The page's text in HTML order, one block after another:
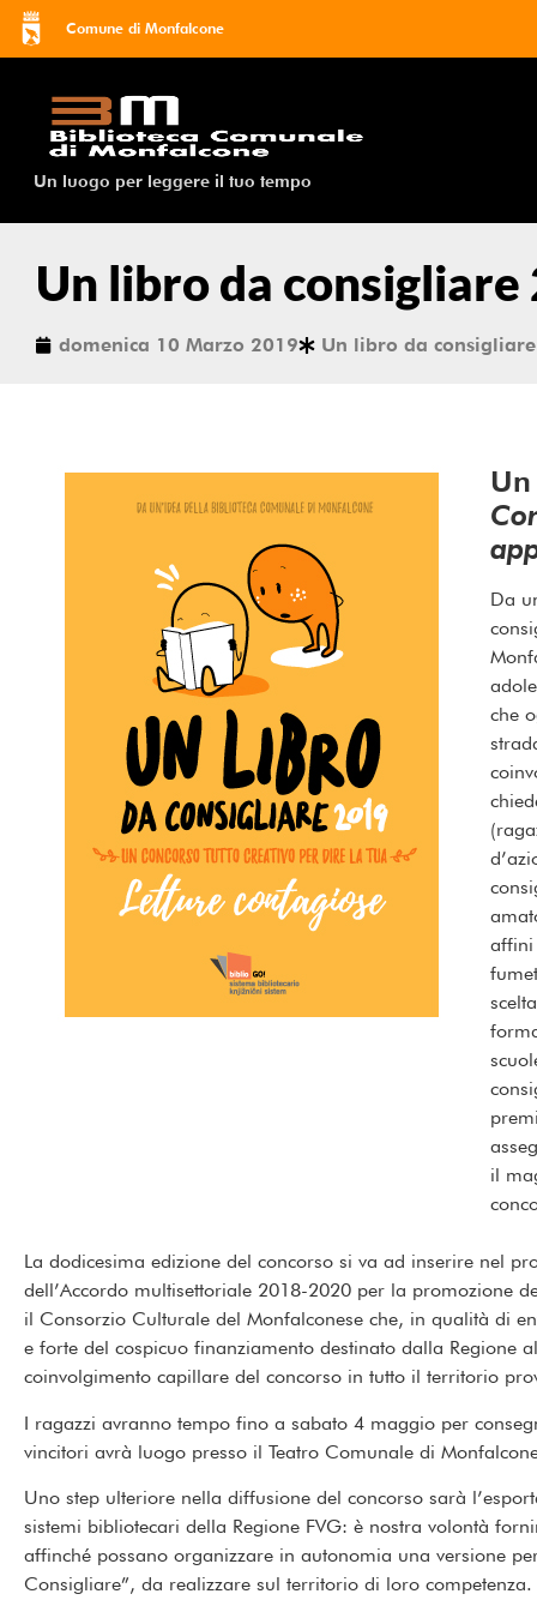
Comune di Monfalcone
Un luogo per leggere il tuo tempo
Un libro da consigliare
domenica 10 Marzo 2019 Un libro da consigliare
Da
che
affini
il
La dodicesima edizione del concorso si va ad inserire nel
dell’Accordo multisettoriale 2018-2020 per la promozione
il Consorzio Culturale del Monfalconese che, in qualità di
e forte del cospicuo finanziamento destinato dalla Regione
coinvolgimento capillare del concorso in tutto il territorio
I ragazzi avranno tempo fino a sabato 4 maggio per
vincitori avrà luogo presso il Teatro Comunale di
Uno step ulteriore nella diffusione del concorso sarà
sistemi bibliotecari della Regione FVG: è nostra volontà
affinché possano organizzare in autonomia una versione
Consigliare”, da realizzare sul territorio di loro competenza.